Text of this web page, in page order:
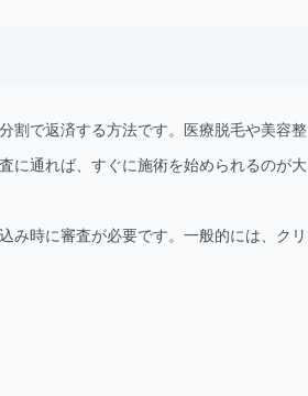
割で返済する方法です。医療脱毛や美容整
に通れば、すぐに施術を始められるのが大
み時に審査が必要です。一般的には、クリ